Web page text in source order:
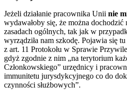
Jeżeli działanie pracownika Unii nie
wydawałoby się, że można dochodzić
zasadach ogólnych, tak jak w
wyrządziła nam szkodę. Pojawia się
z art. 11 Protokołu w Sprawie
gdyż zgodnie z nim „na terytorium
Członkowskiego” urzędnicy i
immunitetu jurysdykcyjnego co do
czynności służbowych”.